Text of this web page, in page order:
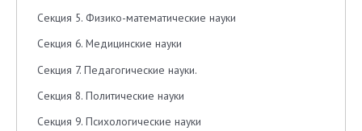
Секция 5. Физико-математические науки
Секция 6. Медицинские науки
Секция 7. Педагогические науки.
Секция 8. Политические науки
Секция 9. Психологические науки